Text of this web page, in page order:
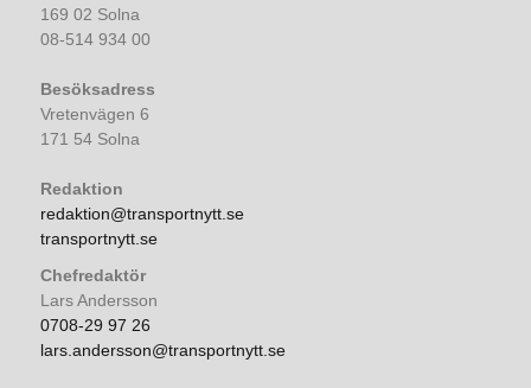
169 02 Solna
08-514 934 00
Besöksadress
Vretenvägen 6
171 54 Solna
Redaktion
redaktion@transportnytt.se
transportnytt.se
Chefredaktör
Lars Andersson
0708-29 97 26
lars.andersson@transportnytt.se